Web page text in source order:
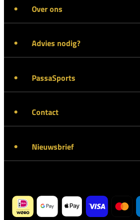
Over ons
Advies nodig?
PassaSports
Contact
Nieuwsbrief